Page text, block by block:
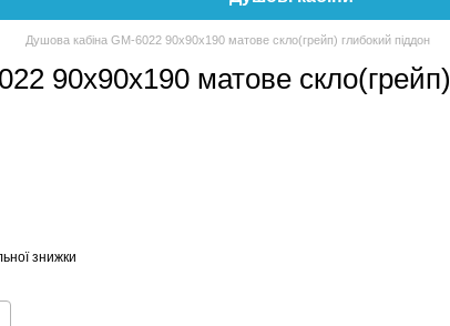
Душова кабіна GM-6022 90x90x190 матове скло(грейп) глибокий піддон
90x90x190 матове скло(грейп)
знижки